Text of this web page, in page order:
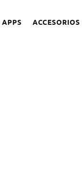
APPS ACCESORIOS